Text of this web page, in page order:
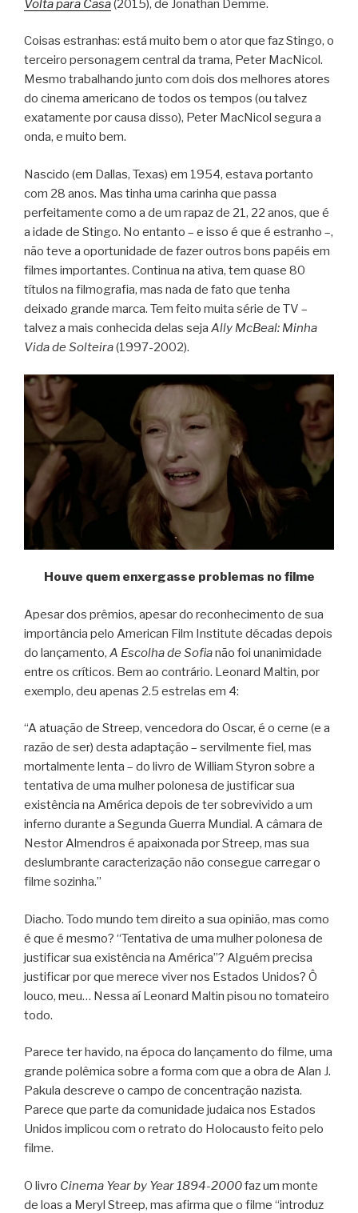
Volta para Casa(2015), de Jonathan Demme.
Coisas estranhas: está muito bem o ator que faz Stingo, o
terceiro personagem central da trama, Peter MacNicol.
Mesmo trabalhando junto com dois dos melhores atores
do cinema americano de todos os tempos (ou talvez
exatamente por causa disso), Peter MacNicol segura a
onda, e muito bem.
Nascido (em Dallas, Texas) em 1954, estava portanto
com 28 anos. Mas tinha uma carinha que passa
perfeitamente como a de um rapaz de 21, 22 anos, que é
a idade de Stingo. No entanto – e isso é que é estranho –,
não teve a oportunidade de fazer outros bons papéis em
filmes importantes. Continua na ativa, tem quase 80
títulos na filmografia, mas nada de fato que tenha
deixado grande marca. Tem feito muita série de TV –
talvez a mais conhecida delas seja Ally McBeal: Minha
Vida de Solteira(1997-2002).
Houve quem enxergasse problemas no filme
Apesar dos prêmios, apesar do reconhecimento de sua
importância pelo American Film Institute décadas depois
do lançamento, A Escolha de Sofianão foi unanimidade
entre os críticos. Bem ao contrário. Leonard Maltin, por
exemplo, deu apenas 2.5 estrelas em 4:
“A atuação de Streep, vencedora do Oscar, é o cerne (e a
razão de ser) desta adaptação – servilmente fiel, mas
mortalmente lenta – do livro de William Styron sobre a
tentativa de uma mulher polonesa de justificar sua
existência na América depois de ter sobrevivido a um
inferno durante a Segunda Guerra Mundial. A câmara de
Nestor Almendros é apaixonada por Streep, mas sua
deslumbrante caracterização não consegue carregar o
filme sozinha.”
Diacho. Todo mundo tem direito a sua opinião, mas como
é que é mesmo? “Tentativa de uma mulher polonesa de
justificar sua existência na América”? Alguém precisa
justificar por que merece viver nos Estados Unidos? Ô
louco, meu… Nessa aí Leonard Maltin pisou no tomateiro
todo.
Parece ter havido, na época do lançamento do filme, uma
grande polêmica sobre a forma com que a obra de Alan J.
Pakula descreve o campo de concentração nazista.
Parece que parte da comunidade judaica nos Estados
Unidos implicou com o retrato do Holocausto feito pelo
filme.
O livro Cinema Year by Year 1894-2000faz um monte
de loas a Meryl Streep, mas afirma que o filme “introduz